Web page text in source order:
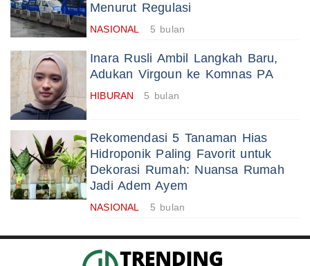
Menurut Regulasi
NASIONAL 5 bulan
Inara Rusli Ambil Langkah Baru,
Adukan Virgoun ke Komnas PA
HIBURAN 5 bulan
Rekomendasi 5 Tanaman Hias
Hidroponik Paling Favorit untuk
Dekorasi Rumah: Nuansa Rumah
Jadi Adem Ayem
NASIONAL 5 bulan